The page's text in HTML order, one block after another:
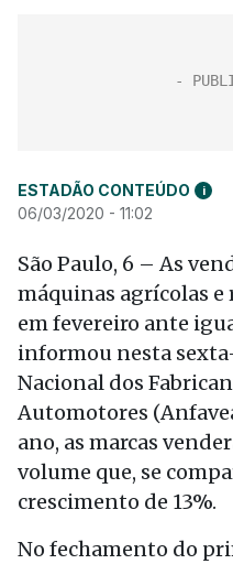
ESTADÃO CONTEÚDO i
06/03/2020 - 11:02
São Paulo, 6 – As
máquinas agrícolas e
em fevereiro ante
informou nesta
Nacional dos
Automotores
ano, as marcas
volume que, se
crescimento de 13%.
No fechamento do